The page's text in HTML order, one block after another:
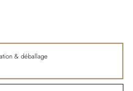
& déballage